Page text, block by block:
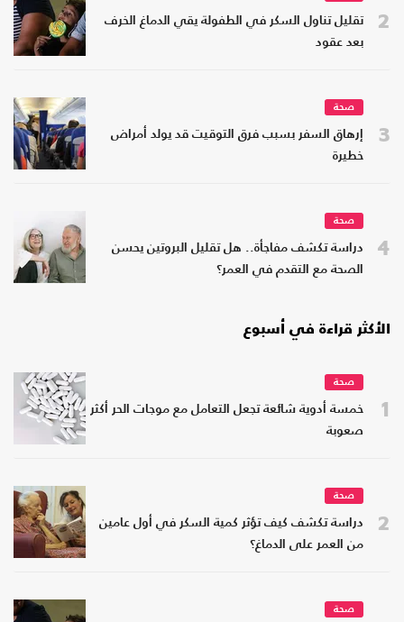
2
تقليل تناول السكر في الطفولة يقي الدماغ الخرف
بعد عقود
3
صحة
إرهاق السفر بسبب فرق التوقيت قد يولد أمراض
خطيرة
4
صحة
دراسة تكشف مفاجأة.. هل تقليل البروتين يحسن
الصحة مع التقدم في العمر؟
الأكثر قراءة في أسبوع
1
صحة
خمسة أدوية شائعة تجعل التعامل مع موجات الحر أكثر
صعوبة
2
صحة
دراسة تكشف كيف تؤثر كمية السكر في أول عامين
من العمر على الدماغ؟
صحة